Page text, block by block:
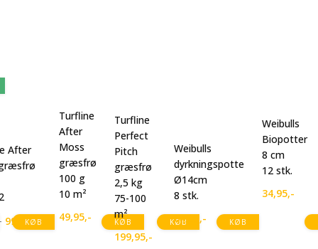
KØB
After
99,95,-
KØB
Turfline
After
Moss
græsfrø
100 g
10 m²
49,95,- KØB
Turfline
Perfect
Pitch
græsfrø
2,5 kg
75-100
m²
199,95,-
KØB
Weibulls
dyrkningspotte
Ø14cm
8 stk.
64,95,-
Weibulls
Biopotter
8 cm
12 stk.
34,95,-